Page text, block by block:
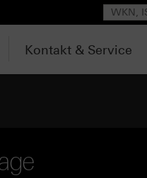
Suche
Kontakt & Service